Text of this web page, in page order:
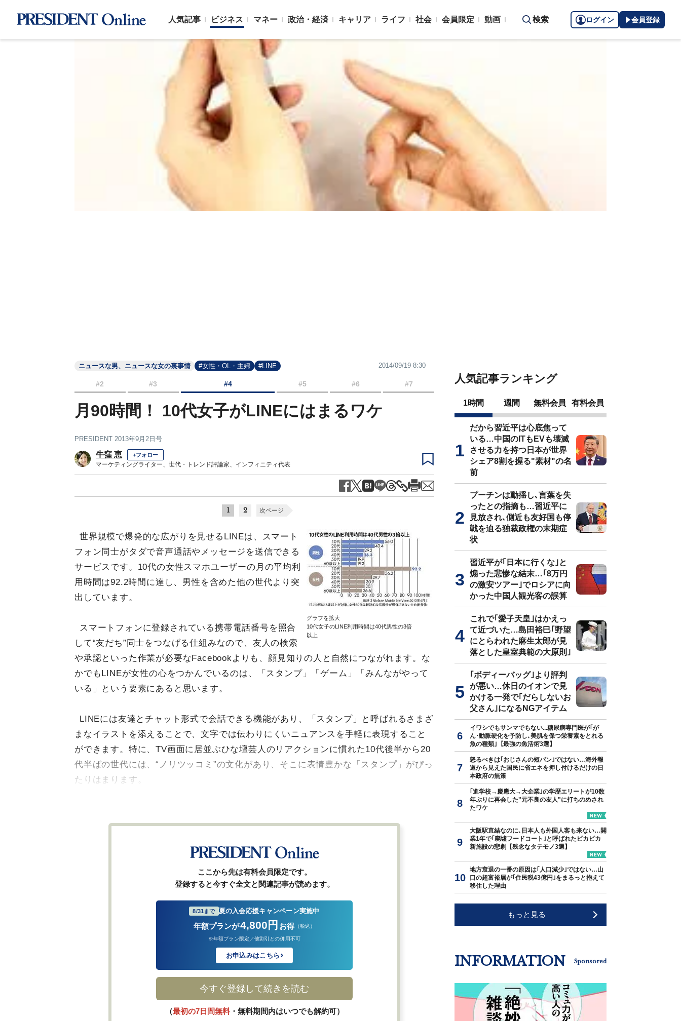
人気記事 ビジネス マネー 政治・経済 キャリア ライフ 社会 会員限定 動画 検索 ログイン 会員登録
ニュースな男、ニュースな女の裏事情 #女性・OL・主婦 #LINE 2014/09/19 8:30
#2 #3 #4 #5 #6 #7
月90時間！ 10代女子がLINEにはまるワケ
PRESIDENT 2013年9月2日号
牛窪 恵 +フォロー
マーケティングライター、世代・トレンド評論家、インフィニティ代表
1 2 次ページ
グラフを拡大
10代女子のLINE利用時間は40代男性の3倍
以上
世界規模で爆発的な広がりを見せるLINEは、スマート
フォン同士がタダで音声通話やメッセージを送信できる
サービスです。10代の女性スマホユーザーの月の平均利
用時間は92.2時間に達し、男性を含めた他の世代より突
出しています。
スマートフォンに登録されている携帯電話番号を照合
して“友だち”同士をつなげる仕組みなので、友人の検索
や承認といった作業が必要なFacebookよりも、顔見知りの人と自然につながれます。な
かでもLINEが女性の心をつかんでいるのは、「スタンプ」「ゲーム」「みんながやって
いる」という要素にあると思います。
LINEには友達とチャット形式で会話できる機能があり、「スタンプ」と呼ばれるさまざ
まなイラストを添えることで、文字では伝わりにくいニュアンスを手軽に表現すること
ができます。特に、TV画面に居並ぶひな壇芸人のリアクションに慣れた10代後半から20
代半ばの世代には、“ノリツッコミ”の文化があり、そこに表情豊かな「スタンプ」がぴっ
たりはまります。
ここから先は有料会員限定です。
登録すると今すぐ全文と関連記事が読めます。
8/31まで 夏の入会応援キャンペーン実施中
年額プランが4,800円 お得 （税込）
※年額プラン限定／他割引との併用不可
お申込みはこちら
今すぐ登録して続きを読む
（最初の7日間無料・無料期間内はいつでも解約可）
人気記事ランキング
1時間 週間 無料会員 有料会員
だから習近平は心底焦って
いる…中国のITもEVも壊滅
させる力を持つ日本が世界
シェア8割を握る"素材"の名
前
プーチンは動揺し､言葉を失
ったとの指摘も…習近平に
見放され､側近も友好国も停
戦を迫る独裁政権の末期症
状
習近平が｢日本に行くな｣と
煽った悲惨な結末…｢8万円
の激安ツアー｣でロシアに向
かった中国人観光客の誤算
これで｢愛子天皇｣はかえっ
て近づいた…島田裕巳｢野望
にとらわれた麻生太郎が見
落とした皇室典範の大原則｣
｢ボディーバッグ｣より評判
が悪い…休日のイオンで見
かける一発で｢だらしないお
父さん｣になるNGアイテム
イワシでもサンマでもない...糖尿病専門医が｢が
ん･動脈硬化を予防し､美肌を保つ栄養素をとれる
魚の種類｣【最強の魚活術3選】
怒るべきは｢おじさんの短パン｣ではない…海外報
道から見えた国民に省エネを押し付けるだけの日
本政府の無策
｢進学校→慶應大→大企業｣の学歴エリートが10数
年ぶりに再会した"元不良の友人"に打ちのめされ
たワケ
大阪駅直結なのに､日本人も外国人客も来ない…開
業1年で｢廃墟フードコート｣と呼ばれたピカピカ
新施設の悲劇【残念なタテモノ3選】
地方衰退の一番の原因は｢人口減少｣ではない…山
口の超富裕層が｢住民税43億円｣をまるっと抱えて
移住した理由
もっと見る
INFORMATION Sponsored